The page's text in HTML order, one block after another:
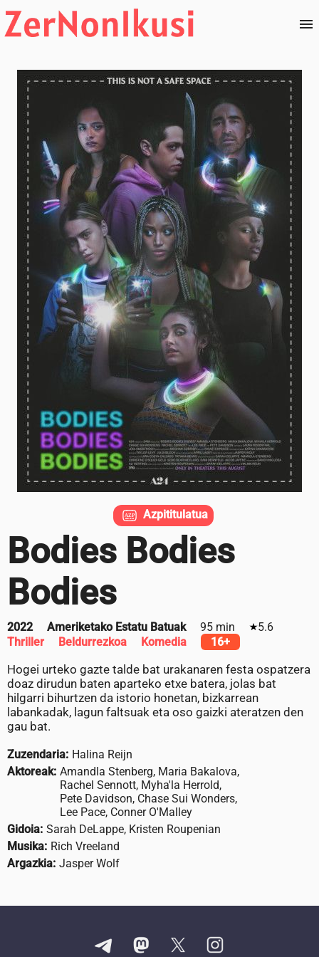
Bodies Bodies
Bodies
2022 Ameriketako Estatu Batuak 95 min
5.6
Thriller
Beldurrezkoa Komedia 16+
Hogei urteko gazte talde bat urakanaren festa ospatzera
doaz dirudun baten aparteko etxe batera, jolas bat
hilgarri bihurtzen da istorio honetan, bizkarrean
labankadak, lagun faltsuak eta oso gaizki ateratzen den
gau bat.
Zuzendaria: Halina Reijn
Aktoreak: Amandla Stenberg, Maria Bakalova,
Rachel Sennott, Myha'la Herrold,
Pete Davidson, Chase Sui Wonders,
Lee Pace, Conner O'Malley
Gidoia: Sarah DeLappe, Kristen Roupenian
Musika: Rich Vreeland
Argazkia: Jasper Wolf
Azpititulatua